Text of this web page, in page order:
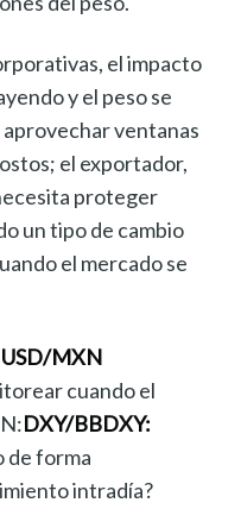
el impacto
y el peso se
ventanas
el exportador,
proteger
un tipo de cambio
el mercado se
USD/MXN
cuando el
DXY/BBDXY:
de forma
intradía?